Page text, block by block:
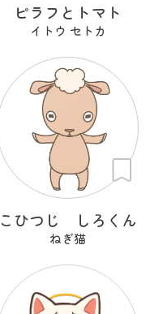
ピラフとトマト
イトウ セトカ
こひつじ しろくん
ねぎ猫